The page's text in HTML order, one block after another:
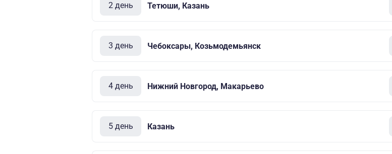
2 день Тетюши, Казань
3 день Чебоксары, Козьмодемьянск
4 день Нижний Новгород, Макарьево
5 день Казань